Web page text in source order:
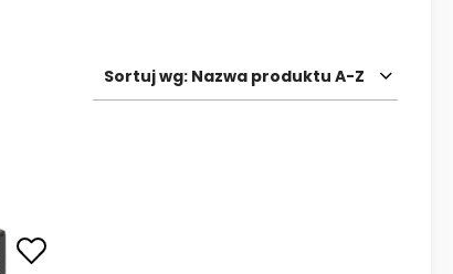
Sortuj wg: Nazwa produktu A-Z